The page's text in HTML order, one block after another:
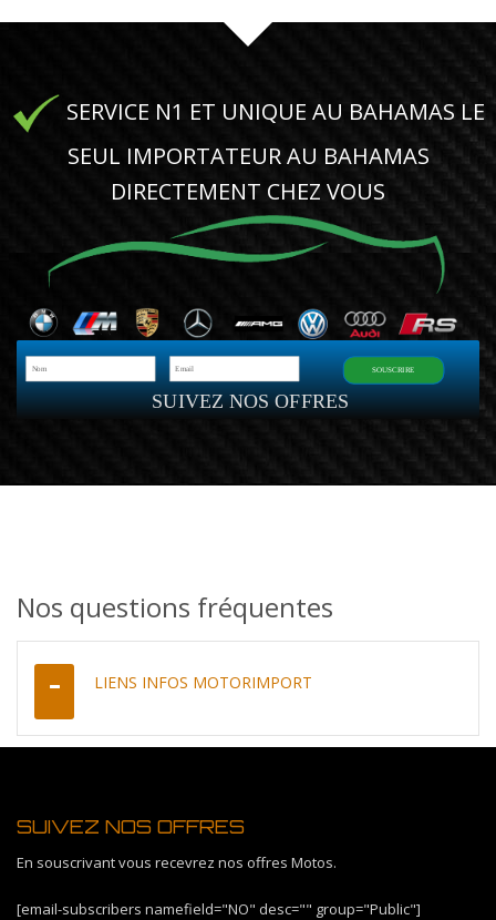
SERVICE N1 ET UNIQUE AU BAHAMAS LE
SEUL IMPORTATEUR AU BAHAMAS
DIRECTEMENT CHEZ VOUS
SUIVEZ NOS OFFRES
SOUSCRIRE
Nos questions fréquentes
LIENS INFOS MOTORIMPORT
SUIVEZ NOS OFFRES
En souscrivant vous recevrez nos offres Motos.
[email-subscribers namefield="NO" desc="" group="Public"]